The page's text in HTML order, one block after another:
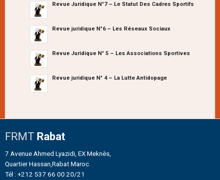
Revue Juridique N°7 – Le Statut Des Cadres Sportifs
Revue juridique N°6 – Les Réseaux Sociaux
Revue Juridique N° 5 – Les Associations Sportives
Revue juridique N° 4 – La Lutte Antidopage
FRMT Rabat
7 Avenue Ahmed Lyazidi, EX Meknès,
Quartier Hassan,Rabat Maroc.
Tél : +212 537 66 00 20/21